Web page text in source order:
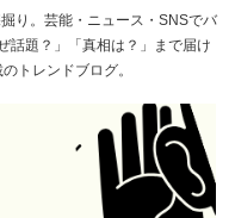
り。芸能・ニュース・SNSでバ
話題？」「真相は？」まで届け
トレンドブログ。